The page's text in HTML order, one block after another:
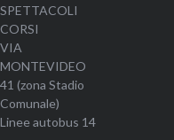
SPETTACOLI
CORSI
VIA
MONTEVIDEO
41 (zona Stadio
Comunale)
Linee autobus 14